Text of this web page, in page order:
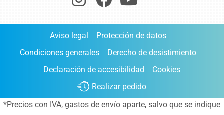
Aviso legal
Protección de datos
Condiciones generales
Derecho de desistimiento
Declaración de accesibilidad
Cookies
Realizar pedido
*Precios con IVA, gastos de envío aparte, salvo que se indique